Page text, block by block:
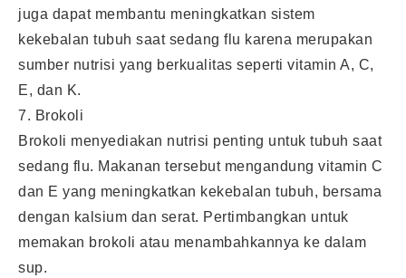
juga dapat membantu meningkatkan sistem
kekebalan tubuh saat sedang flu karena merupakan
sumber nutrisi yang berkualitas seperti vitamin A, C,
E, dan K.
7. Brokoli
Brokoli menyediakan nutrisi penting untuk tubuh saat
sedang flu. Makanan tersebut mengandung vitamin C
dan E yang meningkatkan kekebalan tubuh, bersama
dengan kalsium dan serat. Pertimbangkan untuk
memakan brokoli atau menambahkannya ke dalam
sup.